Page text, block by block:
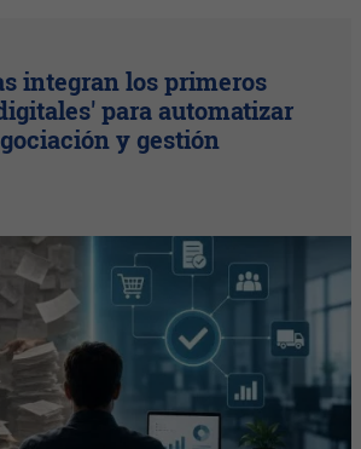
integran los primeros
para automatizar
y gestión